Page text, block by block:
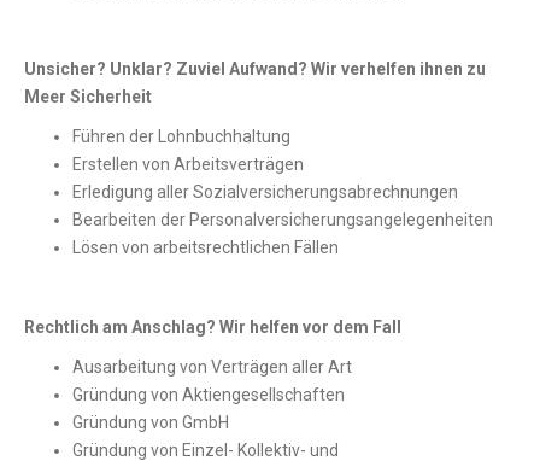
Unsicher? Unklar? Zuviel Aufwand? Wir verhelfen ihnen zu
Meer Sicherheit
Führen der Lohnbuchhaltung
Erstellen von Arbeitsverträgen
Erledigung aller Sozialversicherungsabrechnungen
Bearbeiten der Personalversicherungsangelegenheiten
Lösen von arbeitsrechtlichen Fällen
Rechtlich am Anschlag? Wir helfen vor dem Fall
Ausarbeitung von Verträgen aller Art
Gründung von Aktiengesellschaften
Gründung von GmbH
Gründung von Einzel- Kollektiv- und